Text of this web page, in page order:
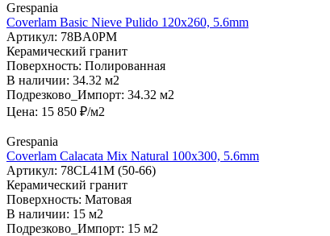
Grespania
Coverlam Basic Nieve Pulido 120х260, 5.6mm
Артикул: 78BA0PM
Керамический гранит
Поверхность: Полированная
В наличии: 34.32 м2
Подрезково_Импорт: 34.32 м2
Цена: 15 850 ₽/м2
Grespania
Coverlam Calacata Mix Natural 100х300, 5.6mm
Артикул: 78CL41M (50-66)
Керамический гранит
Поверхность: Матовая
В наличии: 15 м2
Подрезково_Импорт: 15 м2